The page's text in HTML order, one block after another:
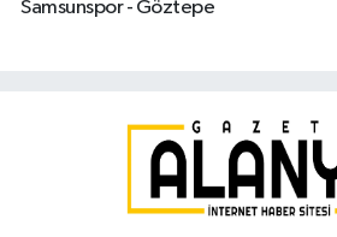
Samsunspor - Göztepe